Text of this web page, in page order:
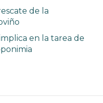
de la
en la tarea de